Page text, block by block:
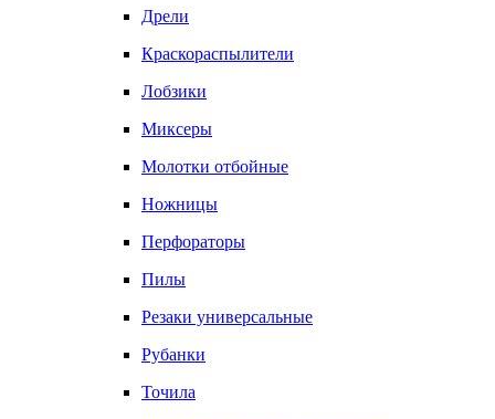
Дрели
Краскораспылители
Лобзики
Миксеры
Молотки отбойные
Ножницы
Перфораторы
Пилы
Резаки универсальные
Рубанки
Точила